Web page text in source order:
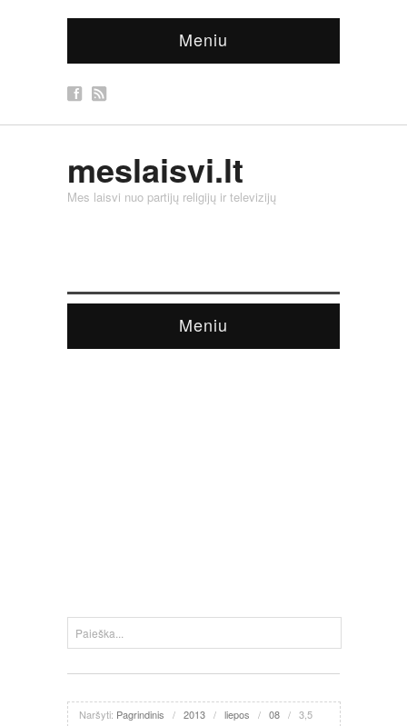
Meniu
meslaisvi.lt
Mes laisvi nuo partijų religijų ir televizijų
Meniu
Naršyti: Pagrindinis / 2013 / liepos / 08 / 3,5